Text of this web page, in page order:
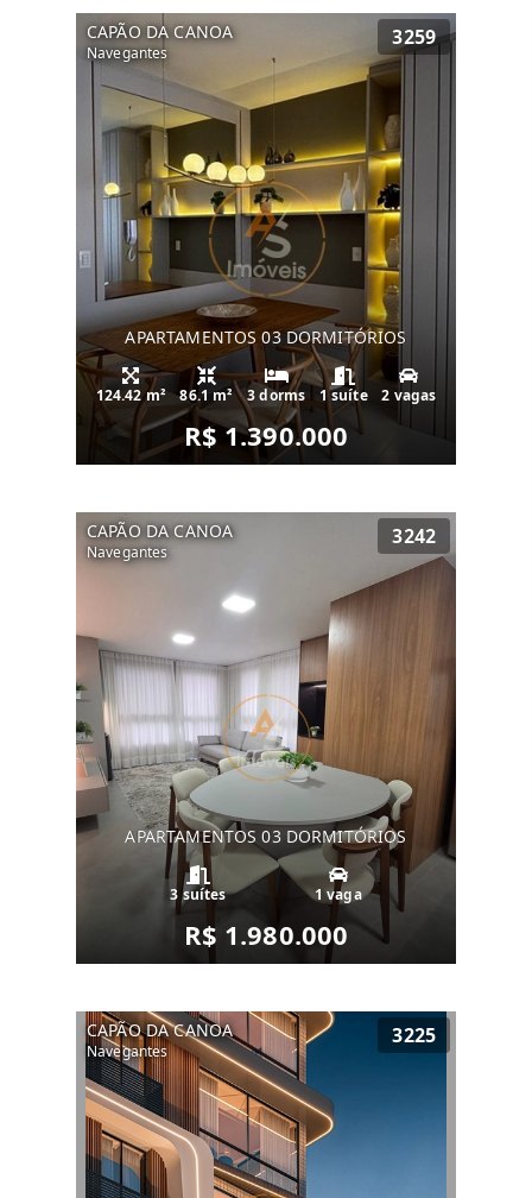
CAPÃO DA CANOA
Navegantes
3259
APARTAMENTOS 03 DORMITÓRIOS
124.42 m² 86.1 m² 3 dorms 1 suíte 2 vagas
R$ 1.390.000
CAPÃO DA CANOA
Navegantes
3242
APARTAMENTOS 03 DORMITÓRIOS
3 suítes 1 vaga
R$ 1.980.000
CAPÃO DA CANOA
Navegantes
3225